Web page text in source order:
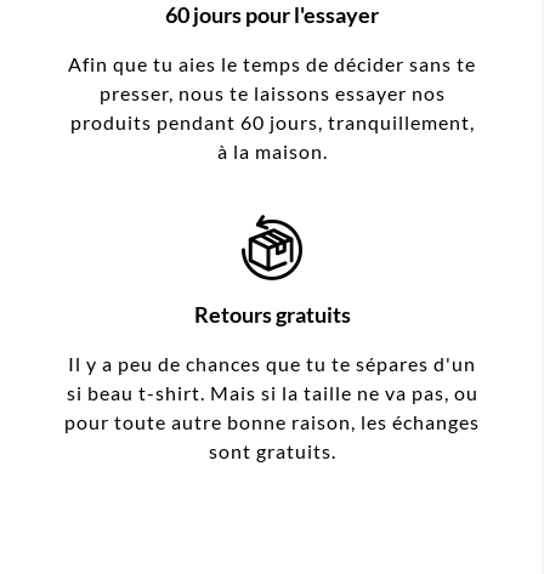
60 jours pour l'essayer
Afin que tu aies le temps de décider sans te
presser, nous te laissons essayer nos
produits pendant 60 jours, tranquillement,
à la maison.
Retours gratuits
Il y a peu de chances que tu te sépares d'un
si beau t-shirt. Mais si la taille ne va pas, ou
pour toute autre bonne raison, les échanges
sont gratuits.